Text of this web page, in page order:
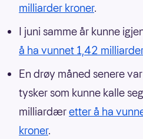
milliarder kroner.
I juni samme år kunne
å ha vunnet 1,42
En drøy måned senere
tysker som kunne kalle
milliardæretter å ha
kroner.